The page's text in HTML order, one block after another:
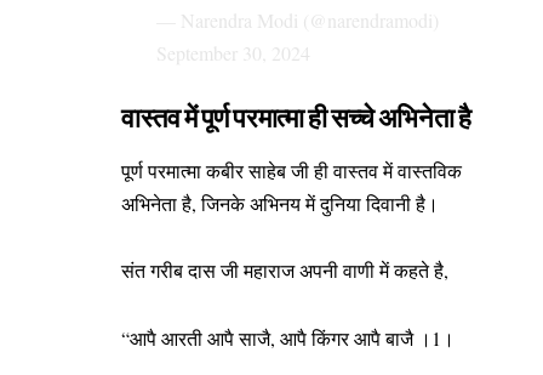
— Narendra Modi (@narendramodi)
September 30, 2024
वास्तव में पूर्ण परमात्मा ही सच्चे अभिनेता है
पूर्ण परमात्मा कबीर साहेबजी ही वास्तव में वास्तविक
अभिनेता है, जिनके अभिनय में दुनिया दिवानी है।
संत गरीब दास जी महाराजअपनी वाणी में कहते है,
“आपै आरती आपै साजै, आपै किंगर आपै बाजै ।1।